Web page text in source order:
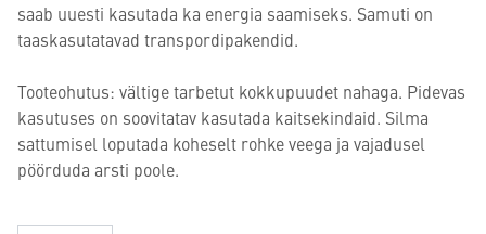
saab uuesti kasutada ka energia saamiseks. Samuti on
taaskasutatavad transpordipakendid.
Tooteohutus: vältige tarbetut kokkupuudet nahaga. Pidevas
kasutuses on soovitatav kasutada kaitsekindaid. Silma
sattumisel loputada koheselt rohke veega ja vajadusel
pöörduda arsti poole.